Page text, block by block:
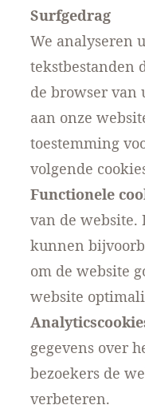
Surfgedrag
We analyseren
tekstbestanden
de browser van
aan onze
toestemming
volgende
Functionele
van de website.
kunnen
om de website
website
gegevens over
bezoekers de
verbeteren.